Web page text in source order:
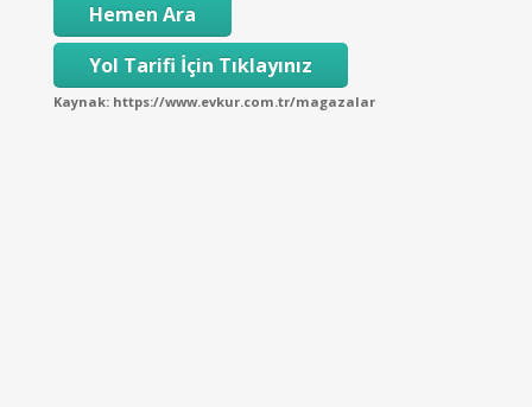
Hemen Ara
Yol Tarifi İçin Tıklayınız
Kaynak: https://www.evkur.com.tr/magazalar